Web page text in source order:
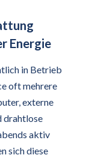
Energie
in Betrieb
oft mehrere
externe
drahtlose
aktiv
sich diese